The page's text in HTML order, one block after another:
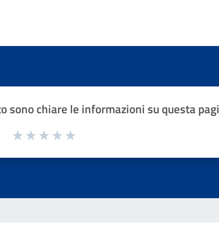
sono chiare le informazioni su questa
1 a 5 stelle la pagina